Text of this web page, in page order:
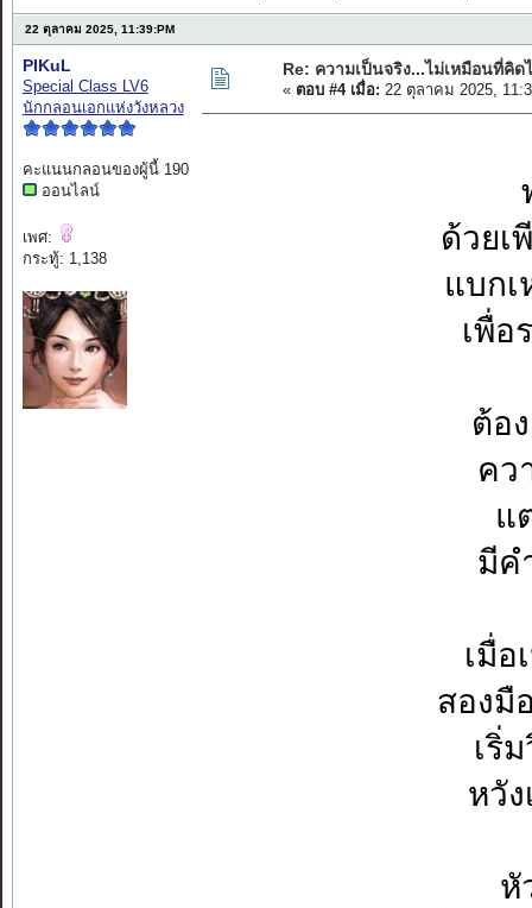
22 ตุลาคม 2025, 11:39:PM
PIKuL
Special Class LV6
นักกลอนเอกแห่งวังหลวง
คะแนนกลอนของผู้นี้ 190
ออนไลน์
เพศ:
กระทู้: 1,138
Re: ความเป็นจริง...ไม่เหมือนที่คิด
« ตอบ #4 เมื่อ: 22 ตุลาคม 2025,
ด้วยเ
แบก
เพื่อ
ต้อ
คว
แ
มีค
เมื่อ
สองมื
เริ่
หวั
หั